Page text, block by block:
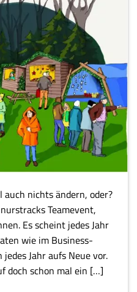
nichts ändern, oder?
Teamevent,
Es scheint jedes Jahr
wie im Business-
Jahr aufs Neue vor.
doch schon mal ein […]